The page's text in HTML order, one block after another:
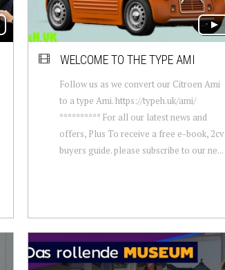
WELCOME TO THE TYPE AMI
Follow us as we convert our Citroen Ami
to a type Ami. https://typeh.uk/ami/
********** For all our latest news and
offers, Plus To receive a free e-book, 2cv
buyers guide. please subscribe to our ne...